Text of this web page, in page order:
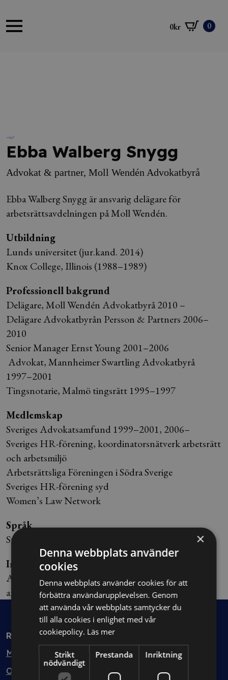
0kr 0
Ebba Walberg Snygg
Advokat & partner, Moll Wendén Advokatbyrå
Ebba Walberg Snygg är ansvarig delägare för
arbetsrättsavdelningen på Moll Wendén.
Utbildning
Lunds universitet (jur.kand. 2014)
Knox College, Illinois (1988–1989)
Professionell bakgrund
Delägare, Moll Wendén Advokatbyrå 2010 –
Delägare Advokatbyrån Persson & Partners 2006–
2010
Senior Manager Ernst Young 2001–2006
Advokat, Mannheimer Swartling Advokatbyrå
1997–2001
Tingsnotarie, Malmö tingsrätt 1995–1997
Medlemskap
Sveriges Advokatsamfund 1999–2001, 2006–
Sveriges HR-förening, koordinatorsnätverk arbetsrätt
och arbetsmiljö
Arbetsrättsliga Föreningen i Södra Sverige
Sveriges HR-förening syd
Women’s Law Network
Språk
Svenska och engelska
Inriktning
Arbetsrätt, främst strategiska frågor inom
arbetslagstiftningen och HR-området
Rådgivning
Min bolagsjurist
Ombud
×
Denna webbplats använder
cookies
Denna webbplats använder cookies för att
förbättra användarupplevelsen. Genom
att använda vår webbplats samtycker du
till alla cookies i enlighet med vår
cookiepolicy. Läs mer
Strikt
nödvändigt
Prestanda Inriktning